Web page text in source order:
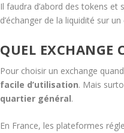
Il faudra d’abord des tokens
d’échanger de la liquidité sur
QUEL EXCHANGE
Pour choisir un exchange
facile d’utilisation. Mais
quartier général.
En France, les plateformes